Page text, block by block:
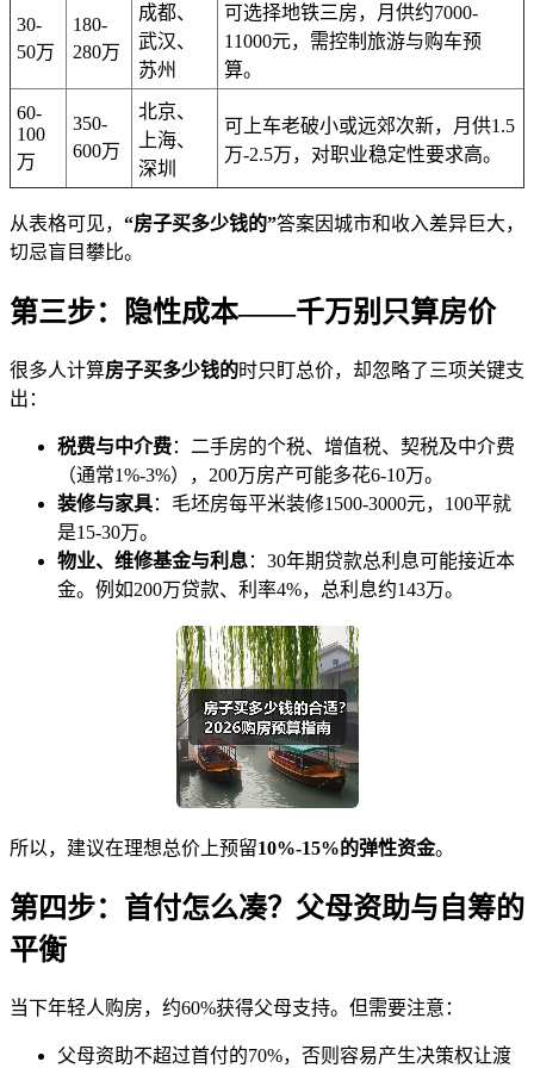
30-
50万
180-
280万
成都、
武汉、
苏州
可选择地铁三房，月供约7000-
11000元，需控制旅游与购车预
算。
60-
100
万
350-
600万
北京、
上海、
深圳
可上车老破小或远郊次新，月供1.5
万-2.5万，对职业稳定性要求高。
从表格可见， “房子买多少钱的”答案因城市和收入差异巨大，
切忌盲目攀比。
第三步：隐性成本——千万别只算房价
很多人计算房子买多少钱的时只盯总价，却忽略了三项关键支
出：
税费与中介费：二手房的个税、增值税、契税及中介费
（通常1%-3%），200万房产可能多花6-10万。
装修与家具：毛坯房每平米装修1500-3000元，100平就
是15-30万。
物业、维修基金与利息：30年期贷款总利息可能接近本
金。例如200万贷款、利率4%，总利息约143万。
所以，建议在理想总价上预留10%-15%的弹性资金。
第四步：首付怎么凑？父母资助与自筹的
平衡
当下年轻人购房，约60%获得父母支持。但需要注意：
父母资助不超过首付的70%，否则容易产生决策权让渡